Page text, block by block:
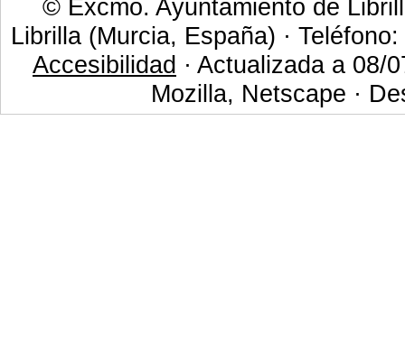
© Excmo. Ayuntamiento de
Librilla (Murcia, España) ·
Accesibilidad · Actualizada a 08/
Mozilla, Netscape ·